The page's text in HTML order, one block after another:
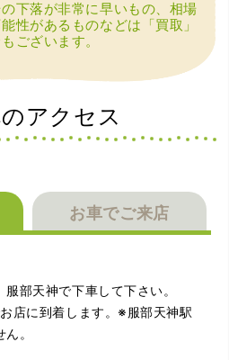
頂くときに持っていた方の宝石
した商品の価値をいろいろ教え
お願いしたいと思いました。
用して(主に中古品の購入)慣れて
さんとは全く違う、とても良い
たくなりました。この度は、本
た。
下落が非常に早いもの、相場
性があるものなどは「買取」
ございます。
アクセス
お車でご来店
部天神で下車して下さい。
店に到着します。※服部天神駅
。